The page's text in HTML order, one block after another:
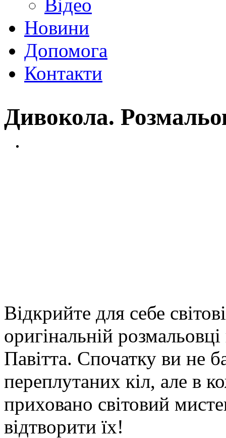
Відео
Новини
Допомога
Контакти
Дивокола.
Відкрийте для себе
оригінальній
Павітта. Спочатку ви не
переплутаних кіл, але в
приховано світовий
відтворити їх!